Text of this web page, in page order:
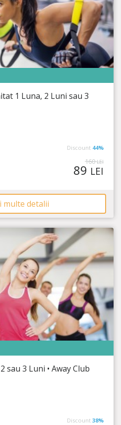
Rămas
1 Luna, 2 Luni sau 3
Discount 44%
160LEI
89 LEI
multe detalii
Rămas
sau 3 Luni • Away Club
Discount 38%